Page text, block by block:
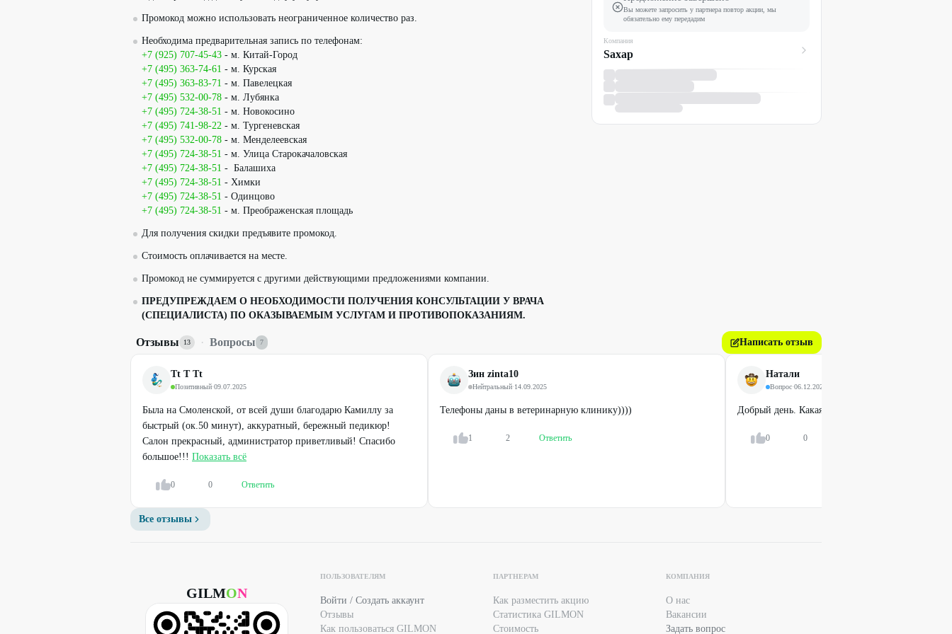
Промокод можно использовать неограниченное количество раз.
Необходима предварительная запись по телефонам:
+7 (925) 707-45-43 - м. Китай-Город
+7 (495) 363-74-61 - м. Курская
+7 (495) 363-83-71 - м. Павелецкая
+7 (495) 532-00-78 - м. Лубянка
+7 (495) 724-38-51 - м. Новокосино
+7 (495) 741-98-22 - м. Тургеневская
+7 (495) 532-00-78 - м. Менделеевская
+7 (495) 724-38-51 - м. Улица Старокачаловская
+7 (495) 724-38-51 - Балашиха
+7 (495) 724-38-51 - ⁠Химки
+7 (495) 724-38-51 - ⁠Одинцово
+7 (495) 724-38-51 - м. Преображенская площадь
Для получения скидки предъявите промокод.
Стоимость оплачивается на месте.
Промокод не суммируется с другими действующими предложениями компании.
ПРЕДУПРЕЖДАЕМ О НЕОБХОДИМОСТИ ПОЛУЧЕНИЯ КОНСУЛЬТАЦИИ У ВРАЧА
(СПЕЦИАЛИСТА) ПО ОКАЗЫВАЕМЫМ УСЛУГАМ И ПРОТИВОПОКАЗАНИЯМ.
Вы можете запросить у партнера повтор акции, мы
обязательно ему передадим
Компания
Sахар
Отзывы 13 · Вопросы 7 Написать отзыв
Tt T Tt
Позитивный·09.07.2025
Была на Смоленской, от всей души благодарю Камиллу за
быстрый (ок.50 минут), аккуратный, бережный педикюр!
Салон прекрасный, администратор приветливый! Спасибо
большое!!! Показать всё
0 0 Ответить
Зин zinta10
Нейтральный·14.09.2025
Телефоны даны в ветеринарную клинику))))
1 2 Ответить
Натали
Вопрос·06.12.2025
Добрый день. Какая доплата за снятие?
0 0
Все отзывы
GILMON
ПОЛЬЗОВАТЕЛЯМ
Войти / Создать аккаунт
Отзывы
Как пользоваться GILMON
ПАРТНЕРАМ
Как разместить акцию
Статистика GILMON
Стоимость
КОМПАНИЯ
О нас
Вакансии
Задать вопрос